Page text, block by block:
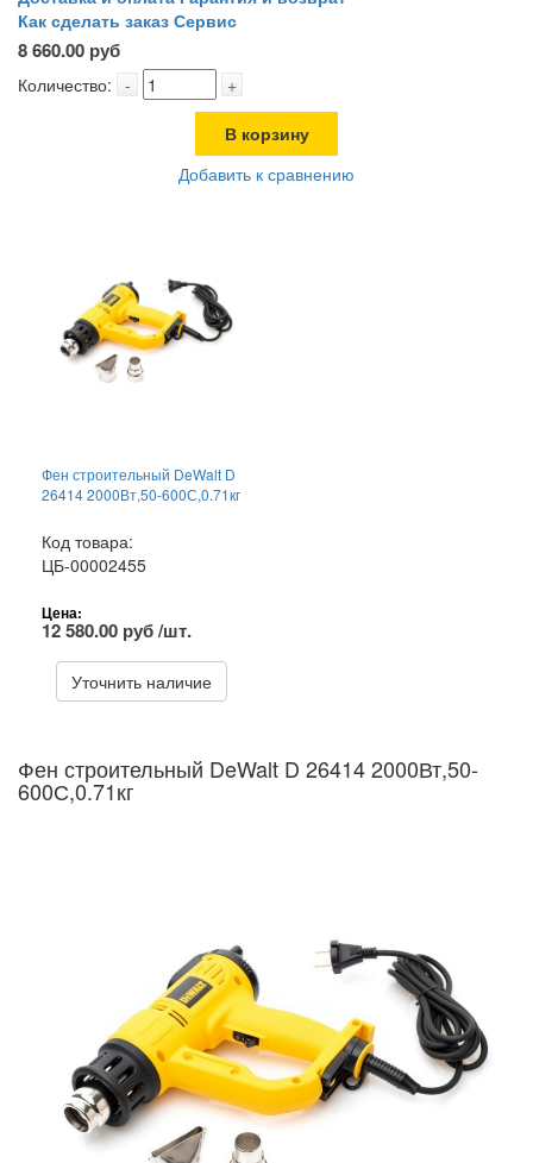
Как сделать заказ Сервис
8 660.00 руб
Количество: - +
В корзину
Добавить к сравнению
Фен строительный DeWalt D
26414 2000Вт,50-600С,0.71кг
Код товара:
ЦБ-00002455
Цена:
12 580.00 руб /шт.
Уточнить наличие
Фен строительный DeWalt D 26414 2000Вт,50-
600С,0.71кг